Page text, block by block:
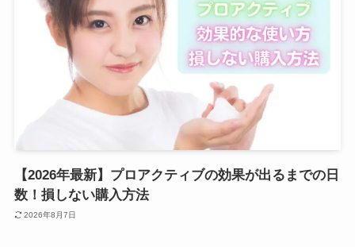
【2026年最新】プロアクティブの効果が出るまでの日
数！損しない購入方法
2026年8月7日